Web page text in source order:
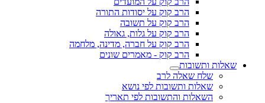
הרב קוק על יסודות התורה
הרב קוק על תשובה
הרב קוק על גלות, גאולה
הרב קוק על חברה, מדינה, מלחמה
הרב קוק - מאמרים שונים
שאלות ותשובות
שלח שאלה לרב
שאלות ותשובות לפי נושא
השאלות והתשובות לפי תאריך